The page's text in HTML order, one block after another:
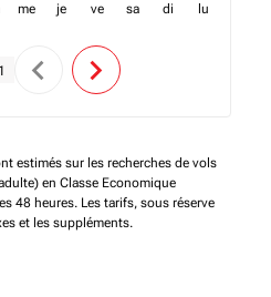
me je ve sa di lu
chevron_left chevron_right
estimés sur les recherches de vols
en Classe Economique
48 heures. Les tarifs, sous réserve
et les suppléments.